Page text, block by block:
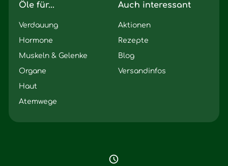
Öle für...
Verdauung
Hormone
Muskeln & Gelenke
Organe
Haut
Atemwege
Auch interessant
Aktionen
Rezepte
Blog
Versandinfos